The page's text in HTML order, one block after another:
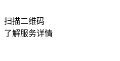
扫描二维码
了解服务详情